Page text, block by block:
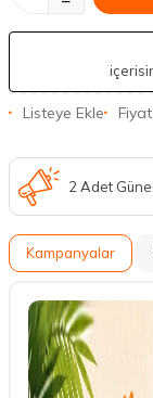
Listeye Ekle
2 Adet
Kampanyalar